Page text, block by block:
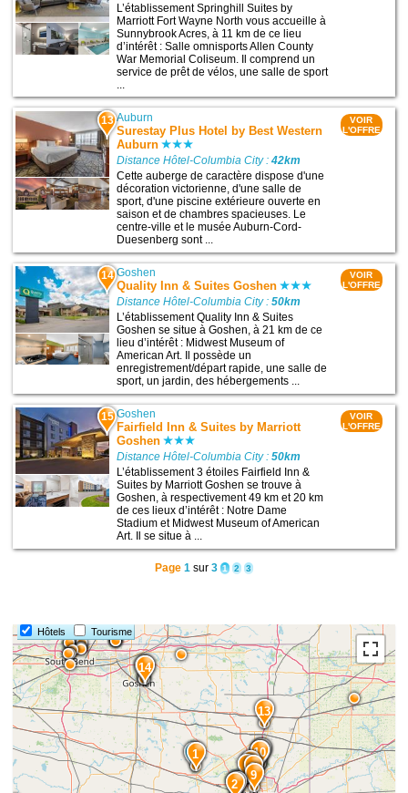
L’établissement Springhill Suites by
Marriott Fort Wayne North vous accueille à
Sunnybrook Acres, à 11 km de ce lieu
d’intérêt : Salle omnisports Allen County
War Memorial Coliseum. Il comprend un
service de prêt de vélos, une salle de sport
...
13 Auburn
Surestay Plus Hotel by Best Western
Auburn
Distance Hôtel-Columbia City :42km
Cette auberge de caractère dispose d'une
décoration victorienne, d'une salle de
sport, d'une piscine extérieure ouverte en
saison et de chambres spacieuses. Le
centre-ville et le musée Auburn-Cord-
Duesenberg sont ...
VOIR
L'OFFRE
14 Goshen
Quality Inn & Suites Goshen
Distance Hôtel-Columbia City :50km
L’établissement Quality Inn & Suites
Goshen se situe à Goshen, à 21 km de ce
lieu d’intérêt : Midwest Museum of
American Art. Il possède un
enregistrement/départ rapide, une salle de
sport, un jardin, des hébergements ...
VOIR
L'OFFRE
15 Goshen
Fairfield Inn & Suites by Marriott
Goshen
Distance Hôtel-Columbia City :50km
L’établissement 3 étoiles Fairfield Inn &
Suites by Marriott Goshen se trouve à
Goshen, à respectivement 49 km et 20 km
de ces lieux d’intérêt : Notre Dame
Stadium et Midwest Museum of American
Art. Il se situe à ...
VOIR
L'OFFRE
Page 1 sur 3 1 2 3
Hôtels Tourisme
15
14
13
12
11
10
9
8
6
5
4
3
2
1